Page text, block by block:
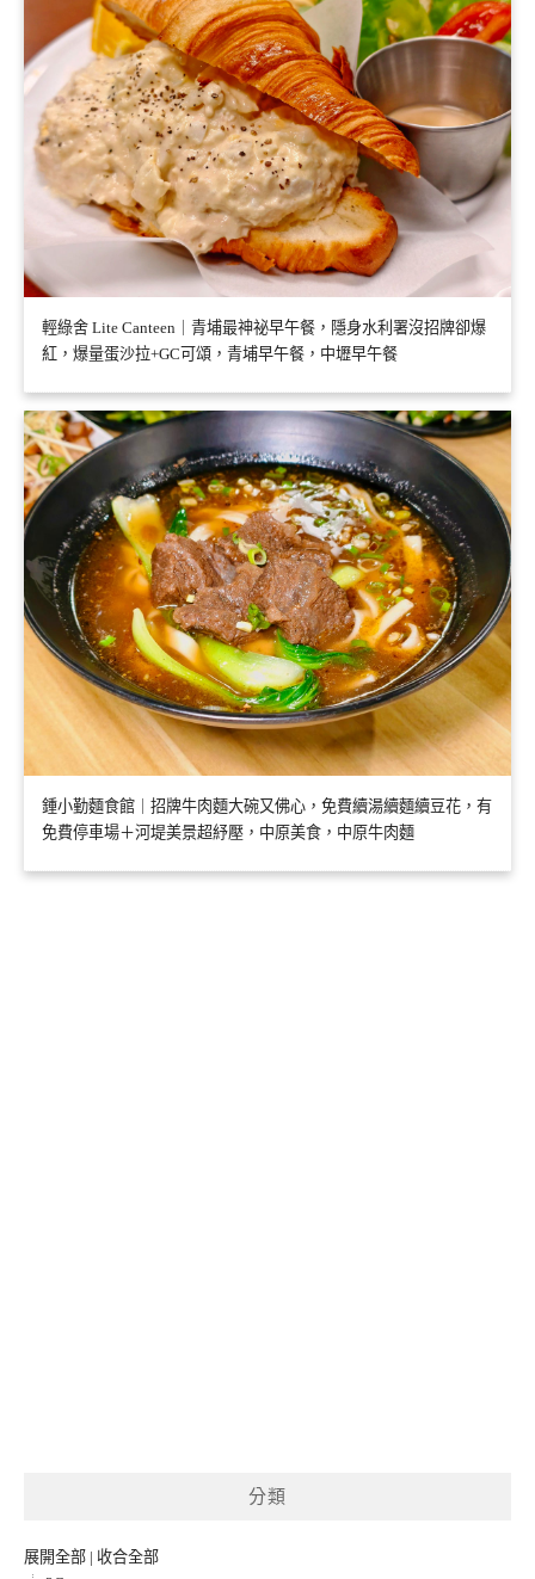
輕綠舍 Lite Canteen｜青埔最神祕早午餐，隱身水利署沒招牌卻爆
紅，爆量蛋沙拉+GC可頌，青埔早午餐，中壢早午餐
鍾小勤麵食館｜招牌牛肉麵大碗又佛心，免費續湯續麵續豆花，有
免費停車場＋河堤美景超紓壓，中原美食，中原牛肉麵
分類
展開全部 | 收合全部